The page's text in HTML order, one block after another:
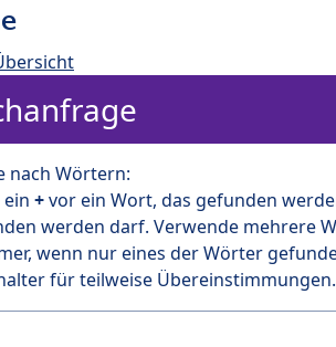
nach Wörtern:
ein +vor ein Wort, das gefunden
werden darf. Verwende mehrere
wenn nur eines der Wörter
für teilweise Übereinstimmungen.